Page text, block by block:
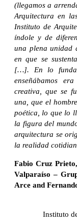
(llegamos a
Arquitectura en
Instituto de
índole y de
una plena unidad
en que se
[…]. En lo
enseñábamos
creativa, que se
una, que el
poética, lo que lo
la figura del
arquitectura se
la realidad
Fabio Cruz
Valparaíso –
Arce and
Instituto